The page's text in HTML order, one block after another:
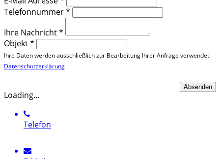
Telefonnummer*
Ihre Nachricht*
Objekt*
Ihre Daten werden ausschließlich zur Bearbeitung Ihrer Anfrage verwendet.
Datenschutzerklärung
Loading…
Telefon